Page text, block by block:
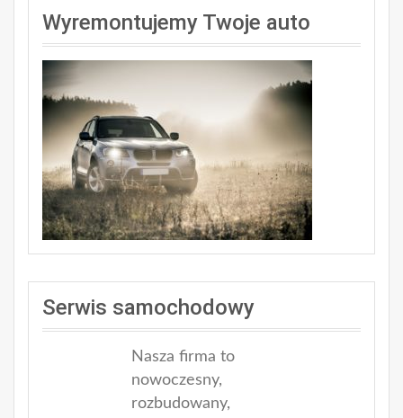
Wyremontujemy Twoje auto
Serwis samochodowy
Nasza firma to
nowoczesny,
rozbudowany,